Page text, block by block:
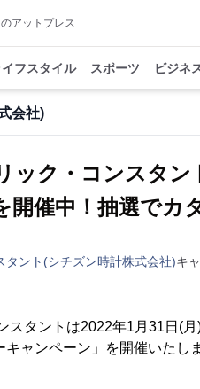
アットプレス
イフスタイル スポーツ ビジネ
会社)
ック・コンスタ
開催中！抽選でカ
タント(シチズン時計株式会社)キ
スタントは2022年1月31日(
キャンペーン」を開催いたし